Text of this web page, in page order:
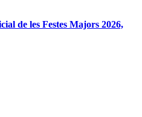
de les Festes Majors 2026,